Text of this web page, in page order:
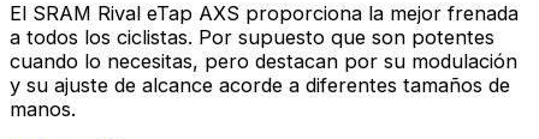
El SRAM Rival eTap AXS proporciona la mejor frenada
a todos los ciclistas. Por supuesto que son potentes
cuando lo necesitas, pero destacan por su modulación
y su ajuste de alcance acorde a diferentes tamaños de
manos.